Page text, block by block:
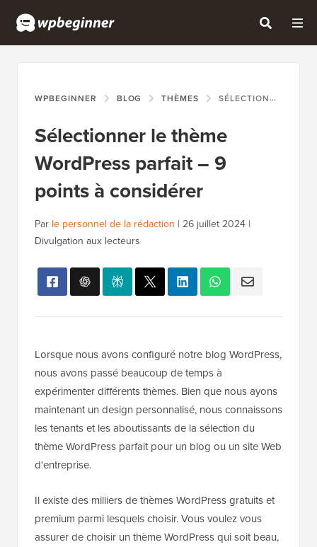
WPBEGINNER BLOG THÈMES SÉLECTIONNER LE THÈME WORDPRESS PARFAIT – 9 POINTS À CONSIDÉRER
Sélectionner le thème
WordPress parfait – 9
points à considérer
Par le personnel de la rédaction | 26 juillet 2024 |
Divulgation aux lecteurs
Lorsque nous avons configuré notre blog WordPress,
nous avons passé beaucoup de temps à
expérimenter différents thèmes. Bien que nous ayons
maintenant un design personnalisé, nous connaissons
les tenants et les aboutissants de la sélection du
thème WordPress parfait pour un blog ou un site Web
d'entreprise.
Il existe des milliers de thèmes WordPress gratuits et
premium parmi lesquels choisir. Vous voulez vous
assurer de choisir un thème WordPress qui soit beau,